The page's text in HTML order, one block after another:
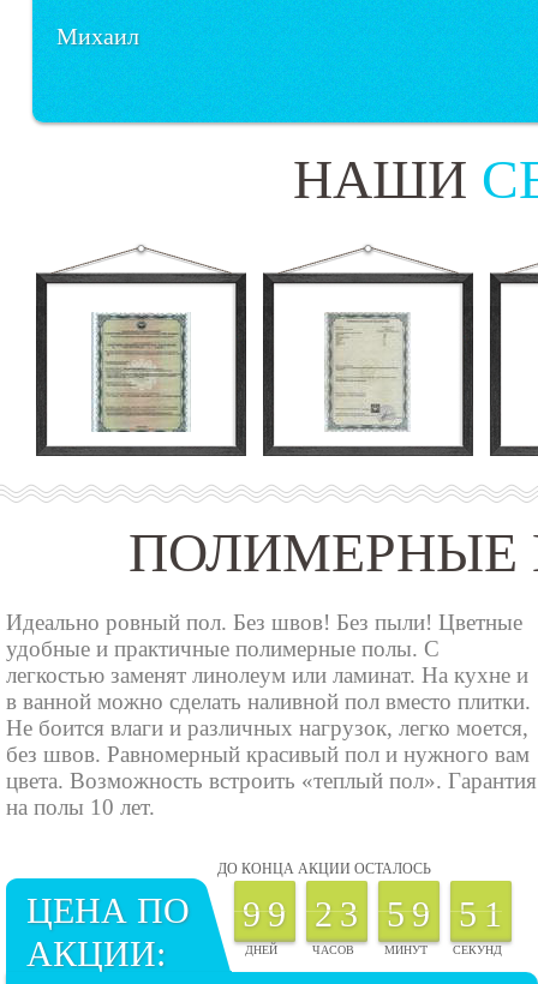
Михаил
НАШИ
ПОЛИМЕРНЫЕ
Идеально ровный пол. Без швов! Без пыли! Цветные
удобные и практичные полимерные полы. С
легкостью заменят линолеум или ламинат. На кухне и
в ванной можно сделать наливной пол вместо плитки.
Не боится влаги и различных нагрузок, легко моется,
без швов. Равномерный красивый пол и нужного вам
цвета. Возможность встроить «теплый пол». Гарантия
на полы 10 лет.
ДО КОНЦА АКЦИИ ОСТАЛОСЬ
9 9 2 3 5 9 5 0
ЦЕНА ПО
АКЦИИ: